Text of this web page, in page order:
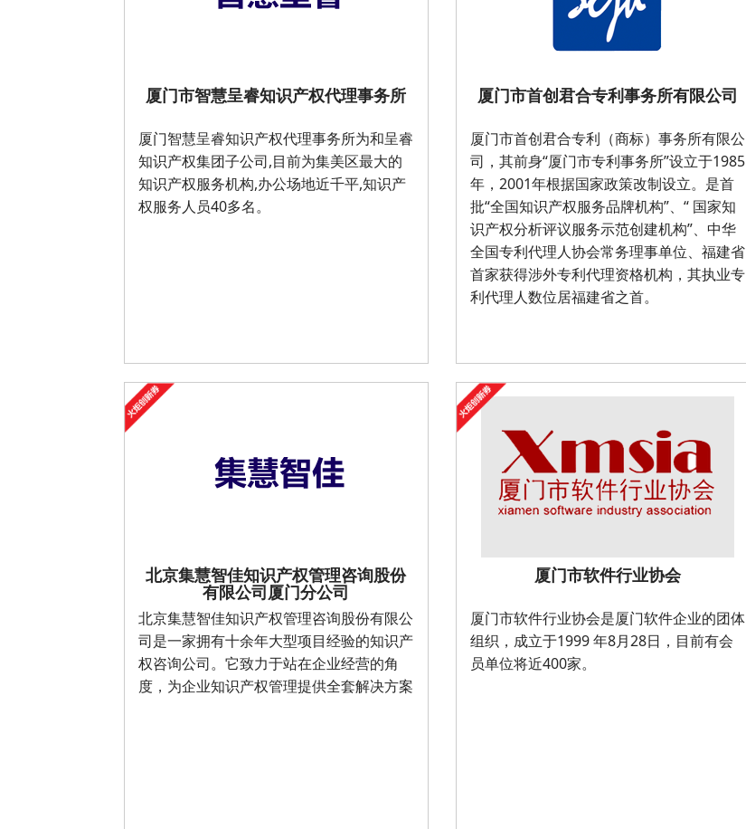
厦门市智慧呈睿知识产权代理事务所
厦门智慧呈睿知识产权代理事务所为和呈睿
知识产权集团子公司,目前为集美区最大的
知识产权服务机构,办公场地近千平,知识产
权服务人员40多名。
厦门市首创君合专利事务所有限公司
厦门市首创君合专利（商标）事务所有限公
司，其前身“厦门市专利事务所”设立于1985
年，2001年根据国家政策改制设立。是首
批“全国知识产权服务品牌机构”、“ 国家知
识产权分析评议服务示范创建机构”、中华
全国专利代理人协会常务理事单位、福建省
首家获得涉外专利代理资格机构，其执业专
利代理人数位居福建省之首。
北京集慧智佳知识产权管理咨询股份
有限公司厦门分公司
北京集慧智佳知识产权管理咨询股份有限公
司是一家拥有十余年大型项目经验的知识产
权咨询公司。它致力于站在企业经营的角
度，为企业知识产权管理提供全套解决方案
厦门市软件行业协会
厦门市软件行业协会是厦门软件企业的团体
组织，成立于1999 年8月28日，目前有会
员单位将近400家。